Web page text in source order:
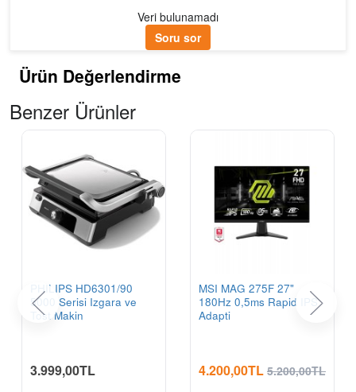
Veri bulunamadı
Soru sor
Ürün Değerlendirme
Benzer Ürünler
PHILIPS HD6301/90
5000 Serisi Izgara ve
Tost Makin
3.999,00TL
MSI MAG 275F 27"
180Hz 0,5ms Rapid IPS
Adapti
4.200,00TL 5.200,00TL